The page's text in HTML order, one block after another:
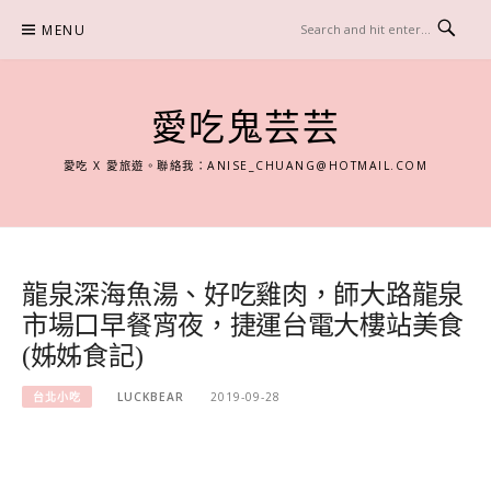
content
MENU
愛吃鬼芸芸
愛吃 X 愛旅遊。聯絡我：ANISE_CHUANG@HOTMAIL.COM
龍泉深海魚湯、好吃雞肉，師大路龍泉
市場口早餐宵夜，捷運台電大樓站美食
(姊姊食記)
台北小吃 LUCKBEAR 2019-09-28